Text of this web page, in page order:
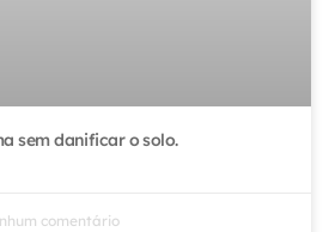
sem danificar o solo.
comentário